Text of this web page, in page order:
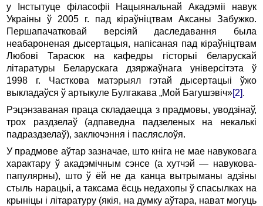
у Інстытуце філасофіі Нацыянальнай Акадэміі навук
Украіны ў 2005 г. пад кіраўніцтвам Аксаны Забужко.
Першапачатковай версіяй даследавання была
неабароненая дысертацыя, напісаная пад кіраўніцтвам
Любові Тарасюк на кафедры гісторыі беларускай
літаратуры Беларускага дзяржаўнага універсітэта ў
1998 г. Часткова матэрыял гэтай дысертацыі ўжо
выкладаўся ў артыкуле Булгакава „Мой Багушэвіч»[2].
Рэцэнзаваная праца складаецца з прадмовы, уводзінаў,
трох раздзелаў (адпаведна падзеленых на некалькі
падраздзелаў), заключэння i пасляслоўя.
У прадмове аўтар зазначае, што кніга не мае навуковага
характару ў акадэмічным сэнсе (а хутчэй — навукова-
папулярны), што ў ёй не да канца вытрыманы адзіны
стыль нарацыі, a таксама ёсць недахопы ў спасылках на
крыніцы i літаратуру (якія, на думку аўтара, нават могуць